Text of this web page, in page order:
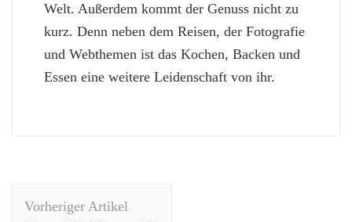
Welt. Außerdem kommt der Genuss nicht zu
kurz. Denn neben dem Reisen, der Fotografie
und Webthemen ist das Kochen, Backen und
Essen eine weitere Leidenschaft von ihr.
Vorheriger Artikel